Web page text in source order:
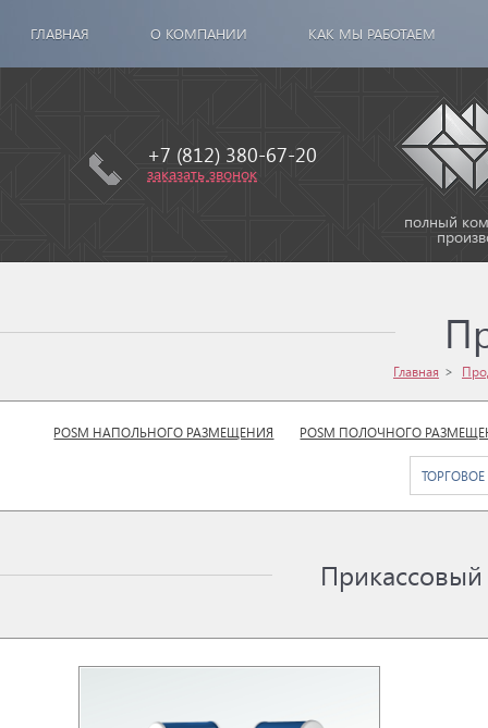
ГЛАВНАЯ О КОМПАНИИ КАК МЫ РАБОТАЕМ
+7 (812) 380-67-20
заказать звонок
полный
Главная
POSM НАПОЛЬНОГО РАЗМЕЩЕНИЯ POSM ПОЛОЧНОГО